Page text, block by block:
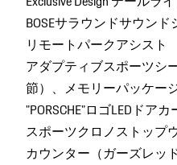
BOSEサラウンドサウンド
リモートパークアシスト
アダプティブスポーツシ
節）、メモリーパッケー
"PORSCHE"ロゴLEDドア
スポーツクロノストップ
カウンター（ガーズレッド